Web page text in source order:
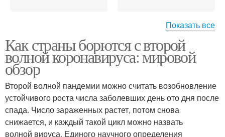
коронавирусом
Мир для борьбы
Лекарства от
коронавируса
Препараты от
коронавируса
Показать все
Как страны борются с второй
волной коронавируса: мировой
обзор
Второй волной пандемии можно считать возобновление
устойчивого роста числа заболевших день ото дня после
спада. Число зараженных растет, потом снова
снижается, и каждый такой цикл можно назвать
волной вируса. Единого научного определения